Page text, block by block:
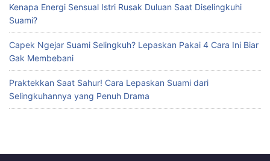
Kenapa Energi Sensual Istri Rusak Duluan Saat Diselingkuhi
Suami?
Capek Ngejar Suami Selingkuh? Lepaskan Pakai 4 Cara Ini Biar
Gak Membebani
Praktekkan Saat Sahur! Cara Lepaskan Suami dari
Selingkuhannya yang Penuh Drama